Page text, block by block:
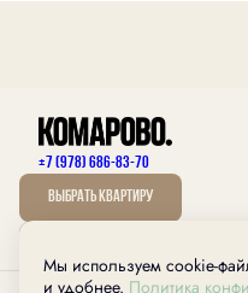
+7 (978) 686-83-70
Выбрать квартиру
дом.рф
Мы используем cookie-
и удобнее. Политика